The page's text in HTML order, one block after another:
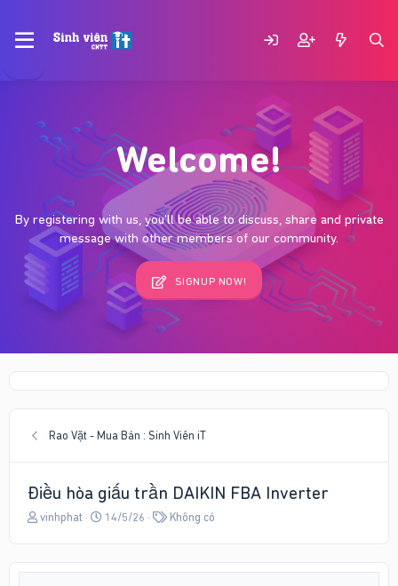
Welcome!
By registering with us, you'll be able to discuss, share and private
message with other members of our community.
SIGNUP NOW!
Rao Vặt - Mua Bán : Sinh Viên iT
Điều hòa giấu trần DAIKIN FBA Inverter
T
e
vinhphat
N
y
14/5/26
T
h
Không có